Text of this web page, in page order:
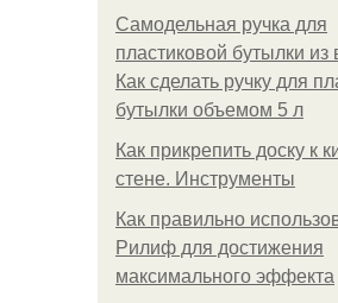
Самодельная ручка для
пластиковой бутылки из
Как сделать ручку для
бутылки объемом 5 л
Как прикрепить доску к
стене. Инструменты
Как правильно
Рилиф для достижения
максимального эффекта